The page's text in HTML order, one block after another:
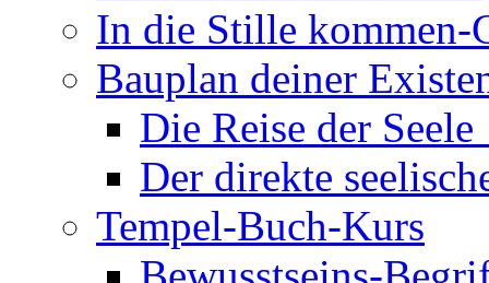
In die Stille kommen-
Bauplan deiner
Die Reise der
Der direkte
Tempel-Buch-Kurs